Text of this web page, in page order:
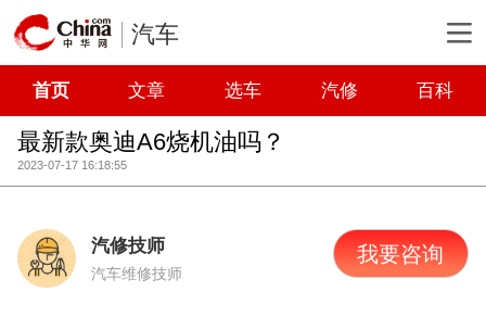
汽车
首页 文章 选车 汽修 百科
最新款奥迪A6烧机油吗？
2023-07-17 16:18:55
汽修技师
汽车维修技师
我要咨询